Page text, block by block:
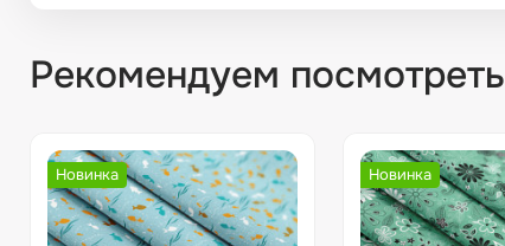
Рекомендуем посмотреть
Новинка Новинка